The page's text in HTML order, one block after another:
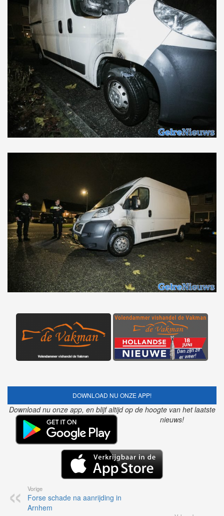
DOWNLOAD NU ONZE APP!
Download nu onze app, en blijf altijd op de hoogte van het laatste
nieuws!
Vorige
Forse schade na aanrijding in
Arnhem